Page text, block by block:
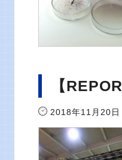
【
2018年11月20日